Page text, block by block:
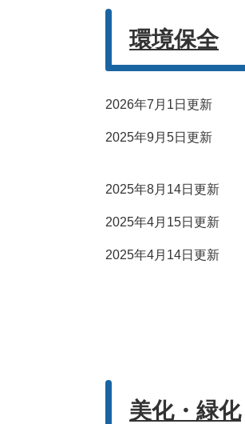
環境保全
2026年7月1日更新
2025年9月5日更新
2025年8月14日更新
2025年4月15日更新
2025年4月14日更新
美化・緑化